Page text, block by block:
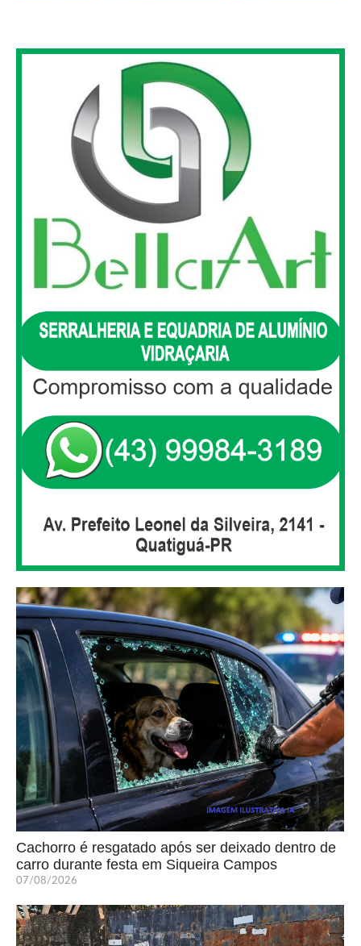
Cachorro é resgatado após ser deixado dentro de
carro durante festa em Siqueira Campos
07/08/2026